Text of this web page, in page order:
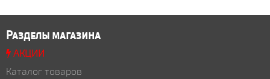
Разделы магазина
АКЦИИ
Каталог товаров